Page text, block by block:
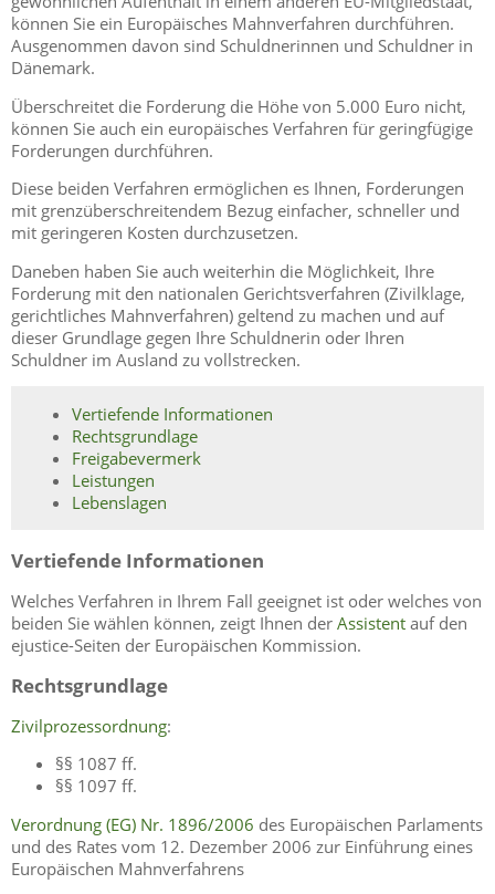
können Sie ein Europäisches Mahnverfahren durchführen.
Ausgenommen davon sind Schuldnerinnen und Schuldner in
Dänemark.
Überschreitet die Forderung die Höhe von 5.000 Euro nicht,
können Sie auch ein europäisches Verfahren für geringfügige
Forderungen durchführen.
Diese beiden Verfahren ermöglichen es Ihnen, Forderungen
mit grenzüberschreitendem Bezug einfacher, schneller und
mit geringeren Kosten durchzusetzen.
Daneben haben Sie auch weiterhin die Möglichkeit, Ihre
Forderung mit den nationalen Gerichtsverfahren (Zivilklage,
gerichtliches Mahnverfahren) geltend zu machen und auf
dieser Grundlage gegen Ihre Schuldnerin oder Ihren
Schuldner im Ausland zu vollstrecken.
Vertiefende Informationen
Rechtsgrundlage
Freigabevermerk
Leistungen
Lebenslagen
Vertiefende Informationen
Welches Verfahren in Ihrem Fall geeignet ist oder welches von
beiden Sie wählen können, zeigt Ihnen der Assistent auf den
ejustice-Seiten der Europäischen Kommission.
Rechtsgrundlage
Zivilprozessordnung:
§§ 1087 ff.
§§ 1097 ff.
Verordnung (EG) Nr. 1896/2006 des Europäischen Parlaments
und des Rates vom 12. Dezember 2006 zur Einführung eines
Europäischen Mahnverfahrens